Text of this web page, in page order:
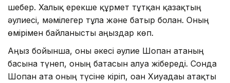
шебер. Халық ерекше құрмет тұтқан қазақтың
әулиесі, мәмілегер тұлға және батыр болған. Оның
өмірімен байланысты аңыздар көп.
Аңыз бойынша, оны әкесі әулие Шопан атаның
басына түнеп, оның батасын алуға жібереді. Сонда
Шопан ата оның түсіне кіріп, оған Хиуадағы атақты